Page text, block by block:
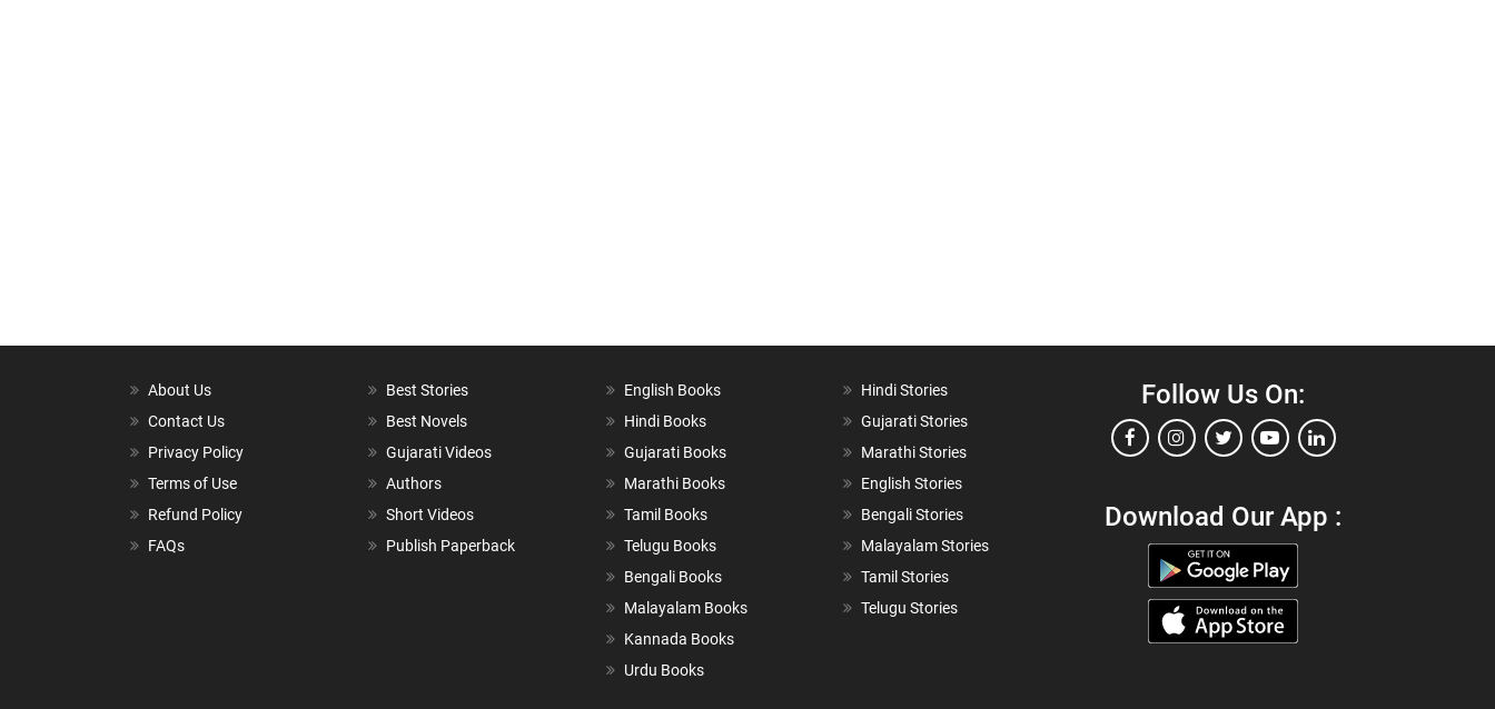
About Us
Contact Us
Privacy Policy
Terms of Use
Refund Policy
FAQs
Best Stories
Best Novels
Gujarati Videos
Authors
Short Videos
Publish Paperback
English Books
Hindi Books
Gujarati Books
Marathi Books
Tamil Books
Telugu Books
Bengali Books
Malayalam Books
Kannada Books
Urdu Books
Hindi Stories
Gujarati Stories
Marathi Stories
English Stories
Bengali Stories
Malayalam Stories
Tamil Stories
Telugu Stories
Follow Us On:
Download Our App :